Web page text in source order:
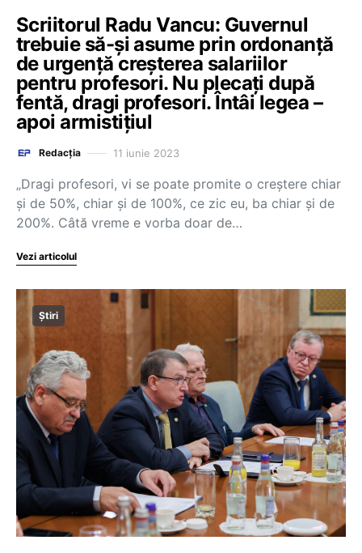
Scriitorul Radu Vancu: Guvernul
trebuie să-și asume prin ordonanță
de urgență creșterea salariilor
pentru profesori. Nu plecați după
fentă, dragi profesori. Întâi legea –
apoi armistițiul
Redacția 11 iunie 2023
„Dragi profesori, vi se poate promite o creștere chiar
și de 50%, chiar și de 100%, ce zic eu, ba chiar și de
200%. Câtă vreme e vorba doar de…
Vezi articolul
Știri